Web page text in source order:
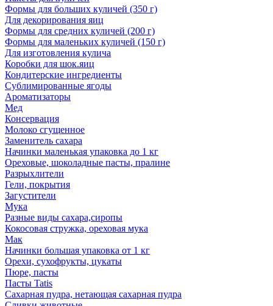
Формы для больших куличей (350 г)
Для декорирования яиц
Формы для средних куличей (200 г)
Формы для маленьких куличей (150 г)
Для изготовления кулича
Коробки для шок.яиц
Кондитерские ингредиенты
Сублимированные ягоды
Ароматизаторы
Мед
Консервация
Молоко сгущенное
Заменитель сахара
Начинки маленькая упаковка до 1 кг
Ореховые, шоколадные пасты, пралине
Разрыхлители
Гели, покрытия
Загустители
Мука
Разные виды сахара,сиропы
Кокосовая стружка, ореховая мука
Мак
Начинки большая упаковка от 1 кг
Орехи, сухофрукты, цукаты
Пюре, пасты
Пасты Tatis
Сахарная пудра, нетающая сахарная пудра